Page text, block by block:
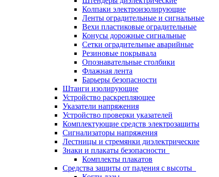
Колпаки электроизолирующие
Ленты оградительные и сигнальные
Вехи пластиковые оградительные
Конусы дорожные сигнальные
Сетки оградительные аварийные
Резиновые покрывала
Опознавательные столбики
Флажная лента
Барьеры безопасности
Штанги изолирующие
Устройство раскрепляющее
Указатели напряжения
Устройство проверки указателей
Комплектующие средств электрозащиты
Сигнализаторы напряжения
Лестницы и стремянки диэлектрические
Знаки и плакаты безопасности
Комплекты плакатов
Средства защиты от падения с высоты